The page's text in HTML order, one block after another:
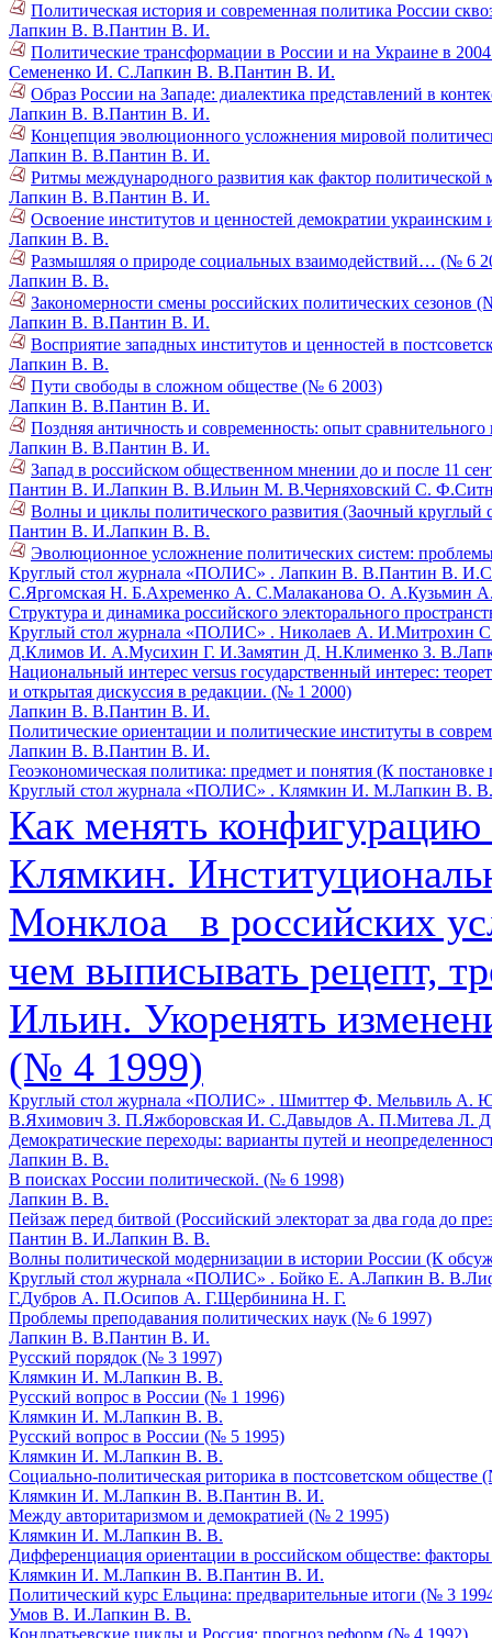
Политическая история и современная политика России
Лапкин В. В.Пантин В. И.
Политические трансформации в России и на Украине в
Семененко И. С.Лапкин В. В.Пантин В. И.
Образ России на Западе: диалектика представлений в
Лапкин В. В.Пантин В. И.
Концепция эволюционного усложнения мировой
Лапкин В. В.Пантин В. И.
Ритмы международного развития как фактор
Лапкин В. В.Пантин В. И.
Освоение институтов и ценностей демократии
Лапкин В. В.
Размышляя о природе социальных взаимодействий… (№ 6
Лапкин В. В.
Закономерности смены российских политических сезонов
Лапкин В. В.Пантин В. И.
Восприятие западных институтов и ценностей в
Лапкин В. В.
Пути свободы в сложном обществе (№ 6 2003)
Лапкин В. В.Пантин В. И.
Поздняя античность и современность: опыт
Лапкин В. В.Пантин В. И.
Запад в российском общественном мнении до и после 11
Пантин В. И.Лапкин В. В.Ильин М. В.Черняховский С. Ф.
Волны и циклы политического развития (Заочный круглый
Пантин В. И.Лапкин В. В.
Эволюционное усложнение политических систем:
Круглый стол журнала «ПОЛИС» . Лапкин В. В.Пантин В. И.
С.Яргомская Н. Б.Ахременко А. С.Малаканова О. А.Кузьмин
Структура и динамика российского электорального
Круглый стол журнала «ПОЛИС» . Николаев А. И.Митрохин
Д.Климов И. А.Мусихин Г. И.Замятин Д. Н.Клименко З. В.
Национальный интерес versus государственный интерес:
и открытая дискуссия в редакции. (№ 1 2000)
Лапкин В. В.Пантин В. И.
Политические ориентации и политические институты в
Лапкин В. В.Пантин В. И.
Геоэкономическая политика: предмет и понятия (К
Круглый стол журнала «ПОЛИС» . Клямкин И. М.Лапкин В. В.
Как менять
Клямкин.
Монклоа_ в российских
чем выписывать рецепт,
Ильин. Укоренять
(№ 4 1999)
Круглый стол журнала «ПОЛИС» . Шмиттер Ф. Мельвиль А.
В.Яхимович З. П.Яжборовская И. С.Давыдов А. П.Митева Л.
Демократические переходы: варианты путей и
Лапкин В. В.
В поисках России политической. (№ 6 1998)
Лапкин В. В.
Пейзаж перед битвой (Российский электорат за два года до
Пантин В. И.Лапкин В. В.
Волны политической модернизации в истории России (К
Круглый стол журнала «ПОЛИС» . Бойко Е. А.Лапкин В. В.
Г.Дубров А. П.Осипов А. Г.Щербинина Н. Г.
Проблемы преподавания политических наук (№ 6 1997)
Лапкин В. В.Пантин В. И.
Русский порядок (№ 3 1997)
Клямкин И. М.Лапкин В. В.
Русский вопрос в России (№ 1 1996)
Клямкин И. М.Лапкин В. В.
Русский вопрос в России (№ 5 1995)
Клямкин И. М.Лапкин В. В.
Социально-политическая риторика в постсоветском обществе
Клямкин И. М.Лапкин В. В.Пантин В. И.
Между авторитаризмом и демократией (№ 2 1995)
Клямкин И. М.Лапкин В. В.
Дифференциация ориентации в российском обществе:
Клямкин И. М.Лапкин В. В.Пантин В. И.
Политический курс Ельцина: предварительные итоги (№ 3
Умов В. И.Лапкин В. В.